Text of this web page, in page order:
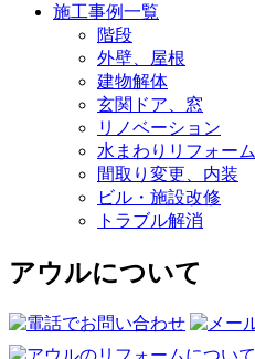
施工事例一覧
階段
外壁、屋根
建物解体
玄関ドア、窓
リノベーション
水まわりリフォーム
間取り変更、内装
ビル・施設改修
トラブル解消
アウルについて